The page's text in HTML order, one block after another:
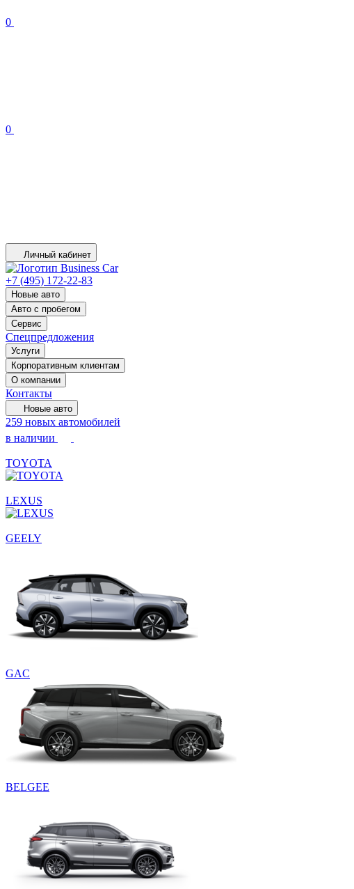
0
0
Личный кабинет
+7 (495) 172-22-83
Новые авто
Авто с пробегом
Сервис
Спецпредложения
Услуги
Корпоративным клиентам
О компании
Контакты
Новые авто
259 новых автомобилей
в наличии
TOYOTA
LEXUS
GEELY
GAC
BELGEE